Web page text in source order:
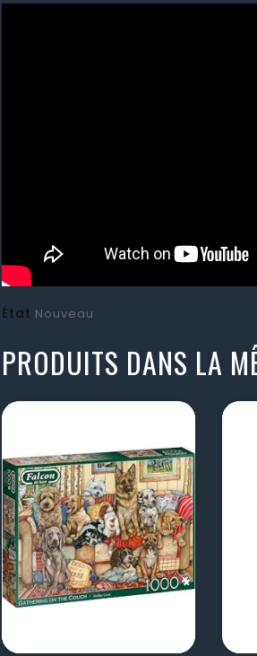
État Nouveau
PRODUITS DANS LA
visibility